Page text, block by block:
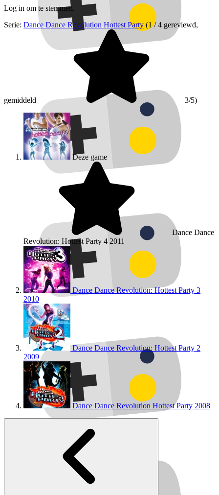
Log in om te stemmen.
Serie: Dance Dance Revolution Hottest Party (1 / 4 gereviewd,
gemiddeld 3/5)
Deze game
Dance Dance
Revolution: Hottest Party 42011
Dance Dance Revolution: Hottest Party 3
2010
Dance Dance Revolution: Hottest Party 2
2009
Dance Dance Revolution Hottest Party 2008